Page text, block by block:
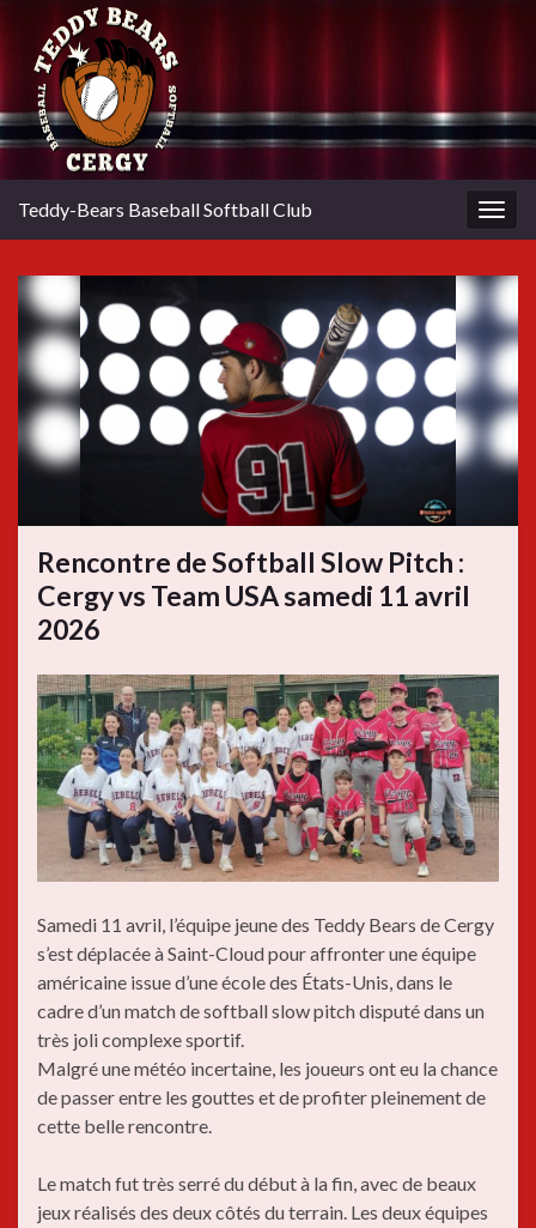
Teddy-Bears Baseball Softball Club
Rencontre de Softball Slow Pitch :
Cergy vs Team USA samedi 11 avril
2026
Samedi 11 avril, l’équipe jeune des Teddy Bears de Cergy
s’est déplacée à Saint-Cloud pour affronter une équipe
américaine issue d’une école des États-Unis, dans le
cadre d’un match de softball slow pitch disputé dans un
très joli complexe sportif.
Malgré une météo incertaine, les joueurs ont eu la chance
de passer entre les gouttes et de profiter pleinement de
cette belle rencontre.
Le match fut très serré du début à la fin, avec de beaux
jeux réalisés des deux côtés du terrain. Les deux équipes